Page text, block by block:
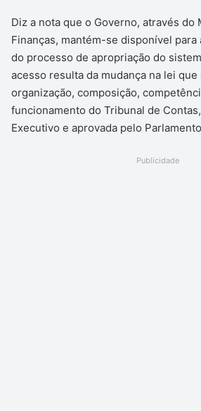
Diz a nota que o Governo, através do
Finanças, mantém-se disponível para
do processo de apropriação do
acesso resulta da mudança na lei que
organização, composição,
funcionamento do Tribunal de
Executivo e aprovada pelo
Publicidade